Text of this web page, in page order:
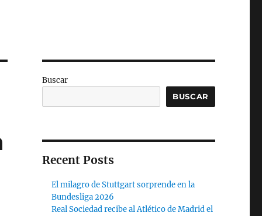
Buscar
BUSCAR
Recent Posts
El milagro de Stuttgart sorprende en la
Bundesliga 2026
Real Sociedad recibe al Atlético de Madrid el